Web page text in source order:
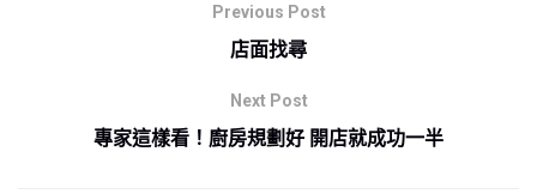
Previous Post
店面找尋
Next Post
專家這樣看！廚房規劃好 開店就成功一半